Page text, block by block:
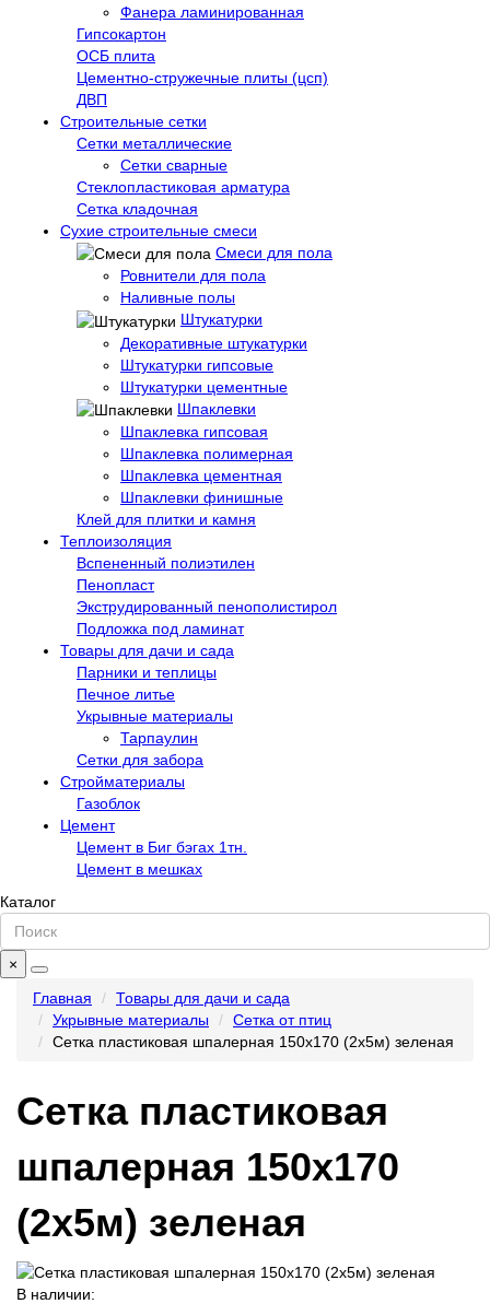
Фанера ламинированная
Гипсокартон
ОСБ плита
Цементно-стружечные плиты (цсп)
ДВП
Строительные сетки
Сетки металлические
Сетки сварные
Стеклопластиковая арматура
Сетка кладочная
Сухие строительные смеси
Смеси для пола
Ровнители для пола
Наливные полы
Штукатурки
Декоративные штукатурки
Штукатурки гипсовые
Штукатурки цементные
Шпаклевки
Шпаклевка гипсовая
Шпаклевка полимерная
Шпаклевка цементная
Шпаклевки финишные
Клей для плитки и камня
Теплоизоляция
Вспененный полиэтилен
Пенопласт
Экструдированный пенополистирол
Подложка под ламинат
Товары для дачи и сада
Парники и теплицы
Печное литье
Укрывные материалы
Тарпаулин
Сетки для забора
Стройматериалы
Газоблок
Цемент
Цемент в Биг бэгах 1тн.
Цемент в мешках
Каталог
×
Главная
Товары для дачи и сада
Укрывные материалы
Сетка от птиц
Сетка пластиковая шпалерная 150х170 (2х5м) зеленая
Сетка пластиковая
шпалерная 150х170
(2х5м) зеленая
В наличии: